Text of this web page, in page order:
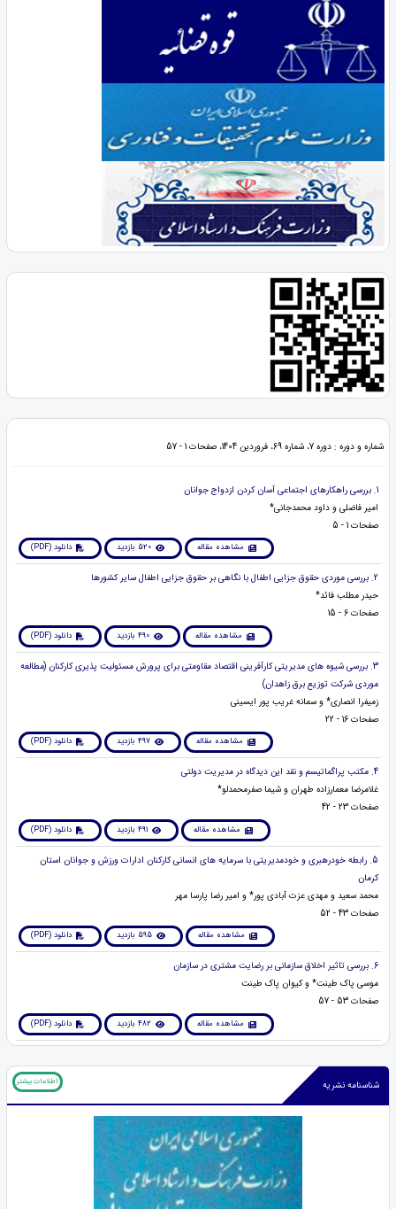
شماره و دوره : دوره 7، شماره 69، فروردین 1404، صفحات 1 - 57
1. بررسی راهکارهای اجتماعی آسان کردن ازدواج جوانان
امیر فاضلی و داود محمدجانی*
صفحات 1 - 5
مشاهده مقاله 520 بازدید دانلود (PDF)
2. بررسی موردی حقوق جزایی اطفال با نگاهی بر حقوق جزایی اطفال سایر کشورها
حیدر مطلب فائد*
صفحات 6 - 15
مشاهده مقاله 490 بازدید دانلود (PDF)
3. بررسی شیوه های مدیریتی کارآفرینی اقتصاد مقاومتی برای پرورش مسئولیت پذیری کارکنان (مطالعه
موردی شرکت توزیع برق زاهدان)
زمیفرا انصاری* و سمانه غریب پور ایسینی
صفحات 16 - 22
مشاهده مقاله 497 بازدید دانلود (PDF)
4. مکتب پراگماتیسم و نقد این دیدگاه در مدیریت دولتی
غلامرضا معمارزاده طهران و شیما صفرمحمدلو*
صفحات 23 - 42
مشاهده مقاله 491 بازدید دانلود (PDF)
5. رابطه خودرهبری و خودمدیریتی با سرمایه های انسانی کارکنان ادارات ورزش و جوانان استان
کرمان
محمد سعید و مهدی عزت آبادی پور* و امیر رضا پارسا مهر
صفحات 43 - 52
مشاهده مقاله 595 بازدید دانلود (PDF)
6. بررسی تاثیر اخلاق سازمانی بر رضایت مشتری در سازمان
موسی پاک طینت* و کیوان پاک طینت
صفحات 53 - 57
مشاهده مقاله 482 بازدید دانلود (PDF)
شناسنامه نشریه اطلاعات بیشتر